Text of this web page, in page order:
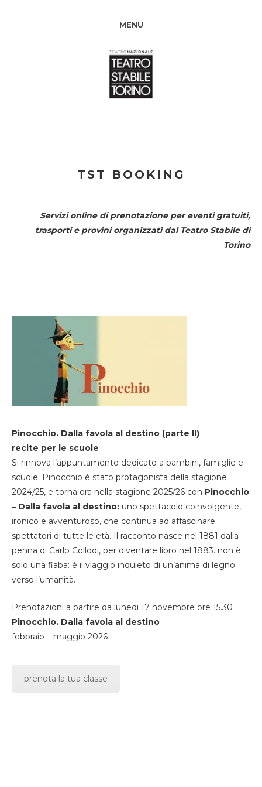
MENU
TST BOOKING
Servizi online di prenotazione per eventi gratuiti,
trasporti e provini organizzati dal Teatro Stabile di
Torino
Pinocchio. Dalla favola al destino (parte II)
recite per le scuole
Si rinnova l’appuntamento dedicato a bambini, famiglie e
scuole. Pinocchio è stato protagonista della stagione
2024/25, e torna ora nella stagione 2025/26 con Pinocchio
– Dalla favola al destino: uno spettacolo coinvolgente,
ironico e avventuroso, che continua ad affascinare
spettatori di tutte le età. Il racconto nasce nel 1881 dalla
penna di Carlo Collodi, per diventare libro nel 1883. non è
solo una fiaba: è il viaggio inquieto di un’anima di legno
verso l’umanità.
Prenotazioni a partire da lunedi 17 novembre ore 15.30
Pinocchio. Dalla favola al destino
febbraio – maggio 2026
prenota la tua classe